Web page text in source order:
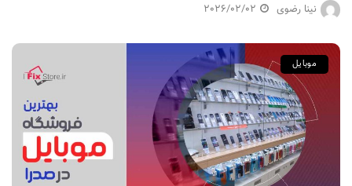
نینا رضوی 2026/02/02
موبایل